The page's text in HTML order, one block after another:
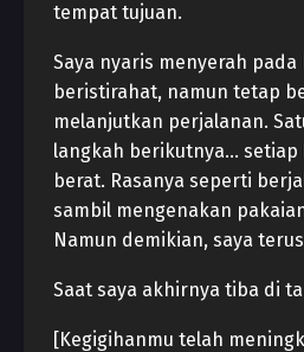
tempat tujuan.
Saya nyaris menyerah
beristirahat, namun tetap
melanjutkan perjalanan.
langkah berikutnya… setiap
berat. Rasanya seperti
sambil mengenakan
Namun demikian, saya
Saat saya akhirnya tiba di
[Kegigihanmu telah